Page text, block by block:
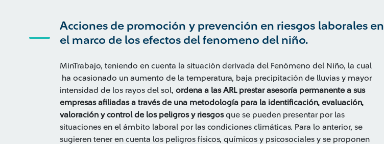
Acciones de promoción y prevención en riesgos laborales en
el marco de los efectos del fenomeno del niño.
MinTrabajo, teniendo en cuenta la situación derivada del Fenómeno del Niño, la cual
ha ocasionado un aumento de la temperatura, baja precipitación de lluvias y mayor
intensidad de los rayos del sol, ordena a las ARL prestar asesoría permanente a sus
empresas afiliadas a través de una metodología para la identificación, evaluación,
valoración y control de los peligros y riesgosque se pueden presentar por las
situaciones en el ámbito laboral por las condiciones climáticas. Para lo anterior, se
sugieren tener en cuenta los peligros físicos, químicos y psicosociales y se proponen